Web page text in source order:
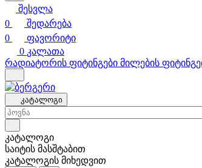
შესვლა
0
შედარება
0
ფავორიტი
0 კალათა
რადიატორის ფიტინგები მილების
კატალოგი
კატალოგი
საიტის მასშტაბით
კატალოგის მიხედვით